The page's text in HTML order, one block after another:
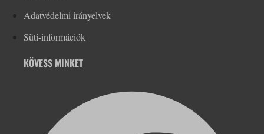
Adatvédelmi irányelvek
Süti-információk
KÖVESS MINKET